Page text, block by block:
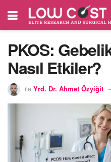
PKOS:
Nasıl Etkiler?
ile Yrd. Dr. Ahmet Özyiğit